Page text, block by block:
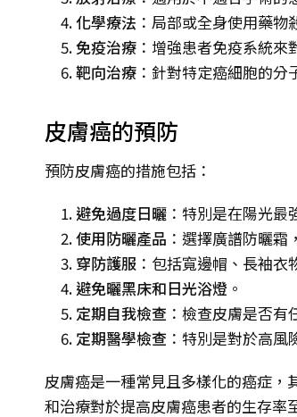
化學療法 ：局部或全身使用藥
免疫治療 ：增強患者免疫系統來
靶向治療 ：針對特定癌細胞的
皮膚癌的預防
預防皮膚癌的措施包括：
避免過度日曬 ：特別是在陽光最
使用防曬產品 ：選擇廣譜防曬霜
穿防護服 ：包括寬邊帽、長袖衣
避免曬黑床和日光浴燈 。
定期自我檢查 ：檢查皮膚是否有
定期醫學檢查 ：特別是對於高風
皮膚癌是一種常見且多樣化的癌症
和治療對於提高皮膚癌患者的生存率